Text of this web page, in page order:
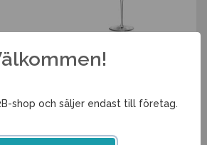
82 kr
Info
shop och säljer endast till företag.